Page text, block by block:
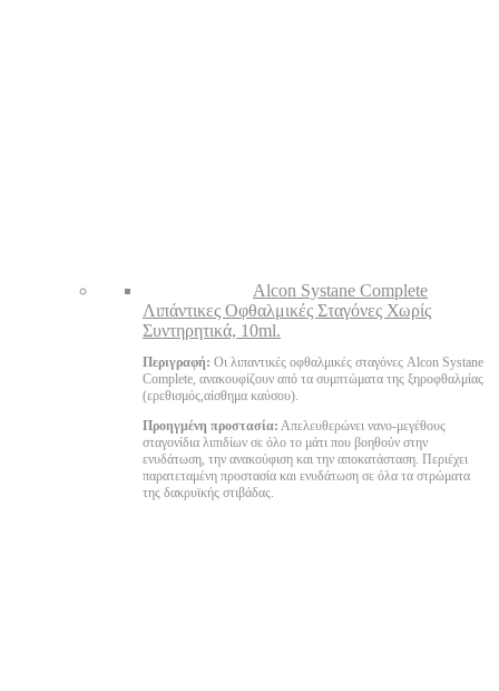
Alcon Systane Complete
Λιπάντικες Οφθαλμικές Σταγόνες Χωρίς
Συντηρητικά, 10ml.
Περιγραφή: Οι λιπαντικές οφθαλμικές σταγόνες Alcon Systane
Complete, ανακουφίζουν από τα συμπτώματα της ξηροφθαλμίας
(ερεθισμός,αίσθημα καύσου).
Προηγμένη προστασία: Απελευθερώνει νανο-μεγέθους
σταγονίδια λιπιδίων σε όλο το μάτι που βοηθούν στην
ενυδάτωση, την ανακούφιση και την αποκατάσταση. Περιέχει
παρατεταμένη προστασία και ενυδάτωση σε όλα τα στρώματα
της δακρυϊκής στιβάδας.